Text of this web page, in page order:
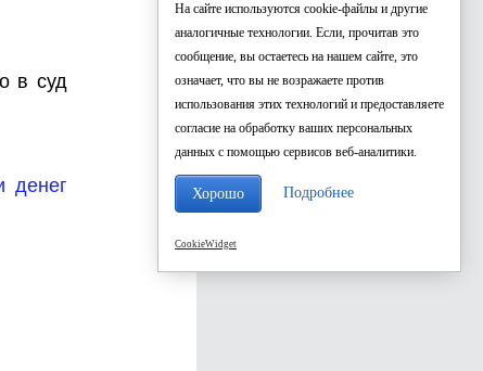
в суд
денег
На сайте используются cookie-файлы и другие
аналогичные технологии. Если, прочитав это
сообщение, вы остаетесь на нашем сайте, это
означает, что вы не возражаете против
использования этих технологий и предоставляете
согласие на обработку ваших персональных
данных с помощью сервисов веб-аналитики.
Хорошо Подробнее
CookieWidget